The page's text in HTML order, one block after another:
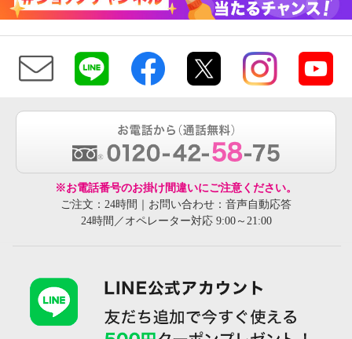
※お電話番号のお掛け間違いにご注意ください。
ご注文：24時間｜お問い合わせ：音声自動応答
24時間／オペレーター対応 9:00～21:00